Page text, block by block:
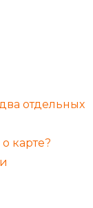
отдельных
карте?